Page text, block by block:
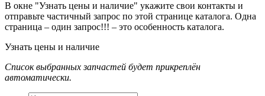
В окне "Узнать цены и наличие" укажите свои контакты и
отправьте частичный запрос по этой странице каталога. Одна
страница – один запрос!!! – это особенность каталога.
Узнать цены и наличие
Список выбранных запчастей будет прикреплён
автоматически.